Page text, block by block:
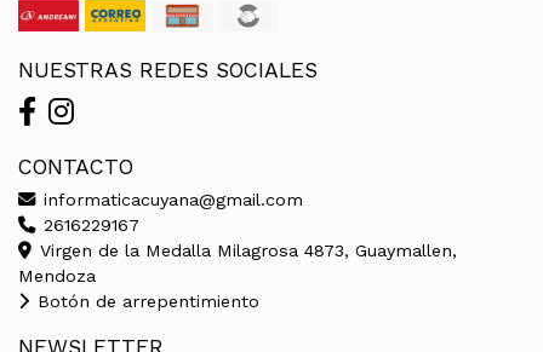
NUESTRAS REDES SOCIALES
CONTACTO
informaticacuyana@gmail.com
2616229167
Virgen de la Medalla Milagrosa 4873, Guaymallen,
Mendoza
Botón de arrepentimiento